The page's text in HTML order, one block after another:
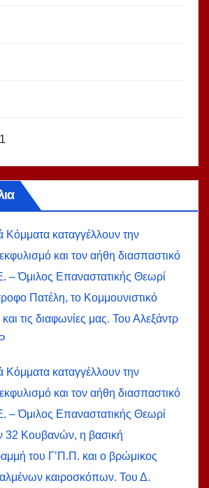
Κόμματα καταγγέλλουν την
και τον αήθη διασπαστικό
– Όμιλος Επαναστατικής Θεωρί
Πατέλη, το Κομμουνιστικό
τις διαφωνίες μας. Του Αλεξάντρ
Κόμματα καταγγέλλουν την
και τον αήθη διασπαστικό
– Όμιλος Επαναστατικής Θεωρί
32 Κουβανών, η βασική
του Γ’Π.Π. και ο βρώμικος
καιροσκόπων. Του Δ.